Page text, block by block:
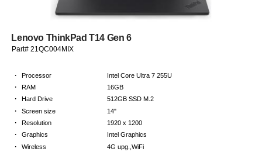
Lenovo ThinkPad T14 Gen 6
Part# 21QC004MIX
· Processor Intel Core Ultra 7 255U
· RAM 16GB
· Hard Drive 512GB SSD M.2
· Screen size 14"
· Resolution 1920 x 1200
· Graphics Intel Graphics
· Wireless 4G upg.,WiFi